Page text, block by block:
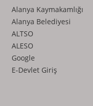
Alanya Kaymakamlığı
Alanya Belediyesi
ALTSO
ALESO
Google
E-Devlet Giriş